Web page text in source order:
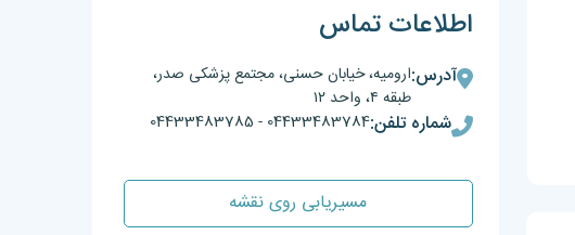
اطلاعات تماس
آدرس:ارومیه، خیابان حسنی، مجتمع پزشکی صدر،
طبقه ۴، واحد ۱۲
شماره تلفن:04433483784
-
04433483785
مسیریابی روی نقشه